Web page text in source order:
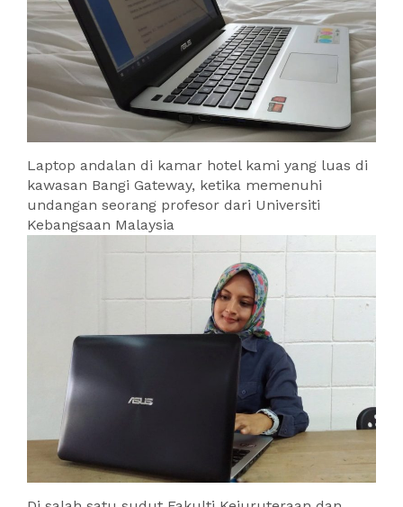
Laptop andalan di kamar hotel kami yang luas di
kawasan Bangi Gateway, ketika memenuhi
undangan seorang profesor dari Universiti
Kebangsaan Malaysia